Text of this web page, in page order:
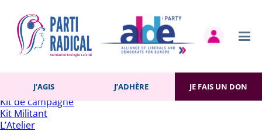
J’AGIS J’ADHÈRE JE FAIS UN DON
Pages
Accueil
Actualités
Contact
J’adhère
Kit de campagne
Kit Militant
L’Atelier